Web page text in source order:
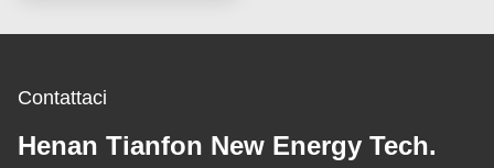
anodizzate e zincate
Contattaci
Henan Tianfon New Energy Tech.